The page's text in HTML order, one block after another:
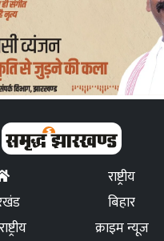
राष्ट्रीय
बिहार
क्राइम न्यूज